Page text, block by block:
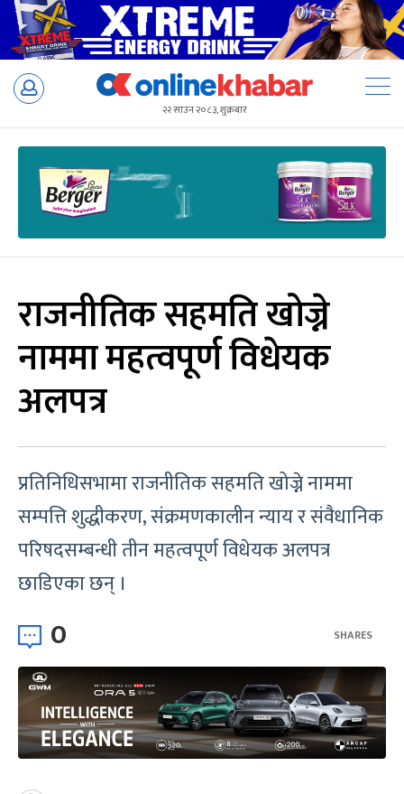
Skip
२२ साउन २०८३, शुक्रबार
राजनीतिक सहमति खोज्ने
नाममा महत्वपूर्ण विधेयक
अलपत्र
प्रतिनिधिसभामा राजनीतिक सहमति खोज्ने नाममा
सम्पत्ति शुद्धीकरण, संक्रमणकालीन न्याय र संवैधानिक
परिषदसम्बन्धी तीन महत्वपूर्ण विधेयक अलपत्र
छाडिएका छन् ।
0 SHARES